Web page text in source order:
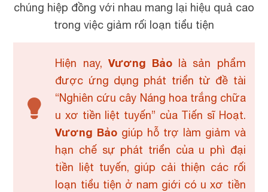
chúng hiệp đồng với nhau mang lại hiệu quả cao
trong việc giảm rối loạn tiểu tiện
Hiện nay, Vương Bảo là sản phẩm
được ứng dụng phát triển từ đề tài
“Nghiên cứu cây Náng hoa trắng chữa
u xơ tiền liệt tuyến” của Tiến sĩ Hoạt.
Vương Bảo giúp hỗ trợ làm giảm và
hạn chế sự phát triển của u phì đại
tiền liệt tuyến, giúp cải thiện các rối
loạn tiểu tiện ở nam giới có u xơ tiền